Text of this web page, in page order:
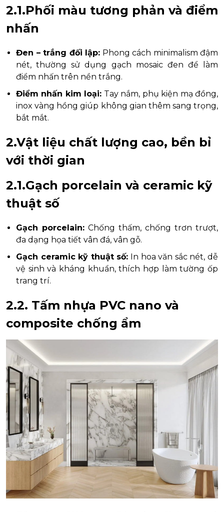
2.1.Phối màu tương phản và điểm
nhấn
Đen – trắng đối lập: Phong cách minimalism đậm
nét, thường sử dụng gạch mosaic đen để làm
điểm nhấn trên nền trắng.
Điểm nhấn kim loại: Tay nắm, phụ kiện mạ đồng,
inox vàng hồng giúp không gian thêm sang trọng,
bắt mắt.
2.Vật liệu chất lượng cao, bền bỉ
với thời gian
2.1.Gạch porcelain và ceramic kỹ
thuật số
Gạch porcelain: Chống thấm, chống trơn trượt,
đa dạng họa tiết vân đá, vân gỗ.
Gạch ceramic kỹ thuật số: In hoa văn sắc nét, dễ
vệ sinh và kháng khuẩn, thích hợp làm tường ốp
trang trí.
2.2. Tấm nhựa PVC nano và
composite chống ẩm